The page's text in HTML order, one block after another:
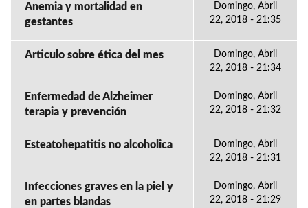
Anemia y mortalidad en
gestantes
Domingo, Abril
22, 2018 - 21:35
Articulo sobre ética del mes
Domingo, Abril
22, 2018 - 21:34
Enfermedad de Alzheimer
terapia y prevención
Domingo, Abril
22, 2018 - 21:32
Esteatohepatitis no alcoholica
Domingo, Abril
22, 2018 - 21:31
Infecciones graves en la piel y
en partes blandas
Domingo, Abril
22, 2018 - 21:29